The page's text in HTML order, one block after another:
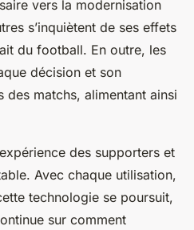
vers la modernisation
s’inquiètent de ses effets
du football. En outre, les
décision et son
des matchs, alimentant ainsi
des supporters et
Avec chaque utilisation,
technologie se poursuit,
sur comment